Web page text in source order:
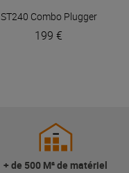
ST240 Combo Plugger
199 €
+ de 500 M² de matériel